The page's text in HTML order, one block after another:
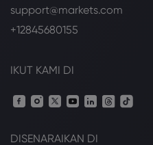
support@markets.com
+12845680155
IKUT KAMI DI
DISENARAIKAN DI